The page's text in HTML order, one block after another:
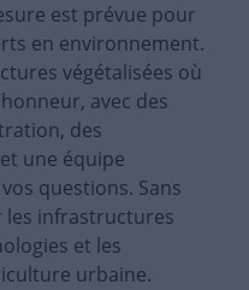
est prévue pour
en environnement.
végétalisées où
avec des
des
une équipe
questions. Sans
les infrastructures
et les
urbaine.